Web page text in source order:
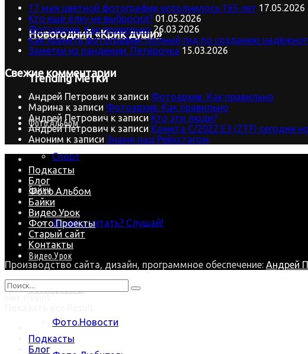
Новогодний «Крик души»
Trending Метки
Фото.Альбом
Спорт
Байки
Лениво читать? Слушай!
Видео.Урок
Фото.Проекты
Фото.Новости
17 мая цветной фотографии исполнилось 165 лет 17.05.2026
Кто ещё ёлку не выбросил? 01.05.2026
Фотоархив. Как правильно 26.03.2026
Как хранить фотографии: полный гид по созданию
Заметки из пандемии. Пятёрочка 15.03.2026
Свежие комментарии
Андрей Петрович к записи Фотоархив. Как правильно
Марина к записи Фотоархив. Как правильно
Андрей Петрович к записи Кто эти люди?
Андрей Петрович к записи Комета C/2022 E3 (ZTF) сегодня
Аноним к записи Знамя над Рейхстагом
Подкасты
Блог
Фото.Альбом
Байки
Видео.Урок
Фото.Проекты
Старый сайт
Контакты
Производство сайта, дизайн, программное обеспечение: Андрей
Нет Result
Подкасты
Блог